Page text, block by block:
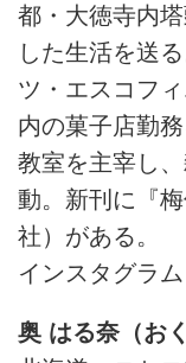
都・大徳寺内
した生活を送
ツ・エスコフ
内の菓子店勤
教室を主宰し
動。新刊に『
社）がある。
インスタグラム
奥 はる奈（お